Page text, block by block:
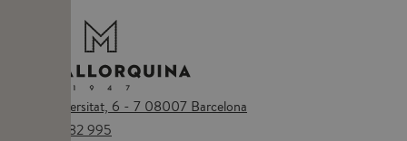
Plaça Universitat, 6 - 7 08007 Barcelona
673 482 995